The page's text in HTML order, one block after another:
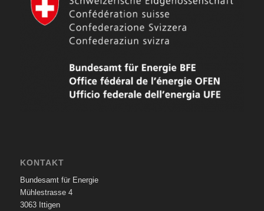
KONTAKT
Bundesamt für Energie
Mühlestrasse 4
3063 Ittigen